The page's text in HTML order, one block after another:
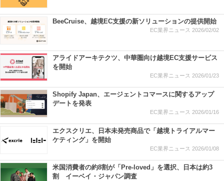
BeeCruise、越境EC支援の新ソリューションの提供開始
EC業界ニュース 2026/02/02
アライドアーキテクツ、中華圏向け越境EC支援サービス
を開始
EC業界ニュース 2026/01/23
Shopify Japan、エージェントコマースに関するアップ
デートを発表
EC業界ニュース 2026/01/16
エクスクリエ、日本未発売商品で「越境トライアルマー
ケティング」を開始
EC業界ニュース 2026/01/08
米国消費者の約8割が「Pre-loved」を選択、日本は約3
割 イーベイ・ジャパン調査